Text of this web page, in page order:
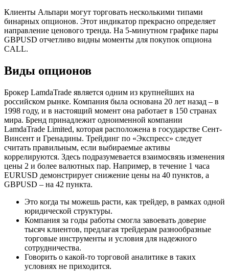
Клиенты Альпари могут торговать несколькими типами
бинарных опционов. Этот индикатор прекрасно определяет
направление ценового тренда. На 5-минутном графике пары
GBPUSD отчетливо видны моменты для покупок опциона
CALL.
Виды опционов
Брокер LamdaTrade является одним из крупнейших на
российском рынке. Компания была основана 20 лет назад – в
1998 году, и в настоящий момент она работает в 150 странах
мира. Бренд принадлежит одноименной компании
LamdaTrade Limited, которая расположена в государстве Сент-
Винсент и Гренадины. Трейдинг по «Экспресс» следует
считать правильным, если выбираемые активы
коррелируются. Здесь подразумевается взаимосвязь изменения
цены 2 и более валютных пар. Например, в течение 1 часа
EURUSD демонстрирует снижение цены на 40 пунктов, а
GBPUSD – на 42 пункта.
Это когда ты можешь расти, как трейдер, в рамках одной
юридической структуры.
Компания за годы работы смогла завоевать доверие
тысяч клиентов, предлагая трейдерам разнообразные
торговые инструменты и условия для надежного
сотрудничества.
Говорить о какой-то торговой аналитике в таких
условиях не приходится.